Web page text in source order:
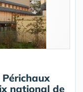
national de